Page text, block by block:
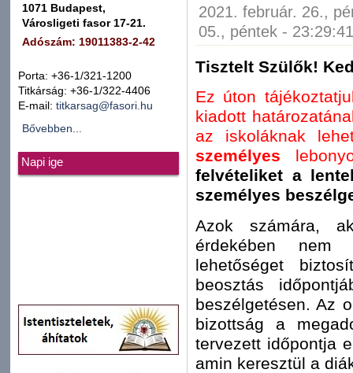
1071 Budapest,
Városligeti fasor 17-21.
Adószám: 19011383-2-42
Porta: +36-1/321-1200
Titkárság: +36-1/322-4406
E-mail: titkarsag@fasori.hu
Bővebben...
Napi ige
2021. február. 26.,
05., péntek - 23:29:41
Tisztelt Szülők!
Ez úton
kiadott
az iskoláknak
személyes
felvételiket a
személyes
Azok számára,
érdekében nem
lehetőséget
beosztás
beszélgetésen. Az
bizottság a
tervezett időpontja
amin keresztül a